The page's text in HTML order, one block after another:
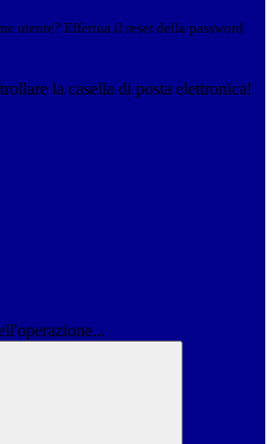
utente? Effettua il reset della password
la casella di posta elettronica!